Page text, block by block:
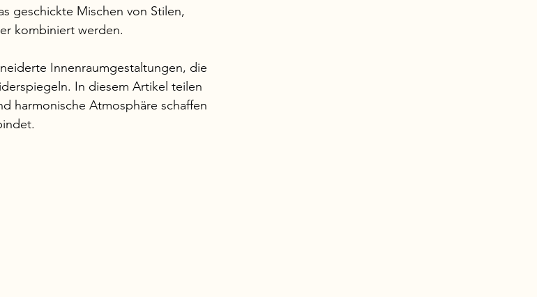
geschickte Mischen von Stilen,
kombiniert werden.
Innenraumgestaltungen, die
In diesem Artikel teilen
harmonische Atmosphäre schaffen